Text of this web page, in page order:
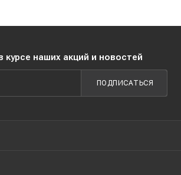
курсе наших акций и новостей
ПОДПИСАТЬСЯ